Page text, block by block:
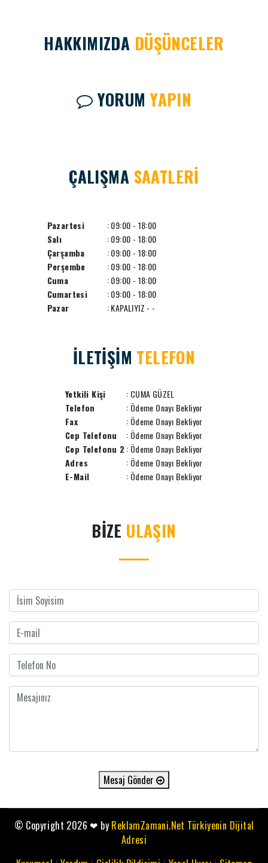
HAKKIMIZDA DÜŞÜNCELER
YORUMYAPIN
ÇALIŞMA SAATLERİ
Pazartesi
: 09:00 - 18:00
Salı
: 09:00 - 18:00
Çarşamba
: 09:00 - 18:00
Perşembe
: 09:00 - 18:00
Cuma
: 09:00 - 18:00
Cumartesi
: 09:00 - 18:00
Pazar
: KAPALIYIZ - -
İLETİŞİM TELEFON
Yetkili Kişi
: CUMA GÜZEL
Telefon
: Ödeme Onayı Bekliyor
Fax
: Ödeme Onayı Bekliyor
Cep Telefonu
: Ödeme Onayı Bekliyor
Cep Telefonu 2: Ödeme Onayı Bekliyor
Adres
: Ödeme Onayı Bekliyor
E-Mail
: Ödeme Onayı Bekliyor
BİZE ULAŞIN
Mesaj Gönder
© Copyright 2026 ❤ by ReklamZamani.Net Türkiyenin Dijital
Adresi